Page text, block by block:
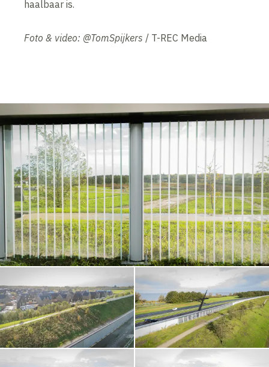
haalbaar is.
Foto & video: @TomSpijkers / T-REC Media